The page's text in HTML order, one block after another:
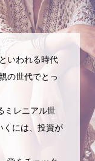
いわれる時代
の世代でとっ
ミレニアル世
くには、投資が